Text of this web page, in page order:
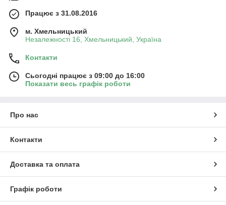
Працює з 31.08.2016
м. Хмельницький
Незалежності 16, Хмельницький, Україна
Контакти
Сьогодні працює з 09:00 до 16:00
Показати весь графік роботи
Про нас
Контакти
Доставка та оплата
Графік роботи